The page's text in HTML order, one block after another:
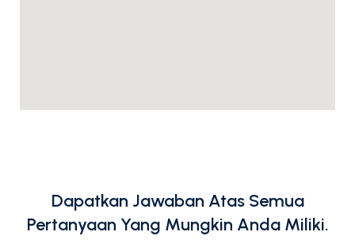
Dapatkan Jawaban Atas Semua
Pertanyaan Yang Mungkin Anda Miliki.